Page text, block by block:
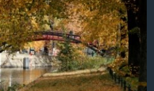
ژیان لە فەرهەنگدا
Learning English
FOLLOW US